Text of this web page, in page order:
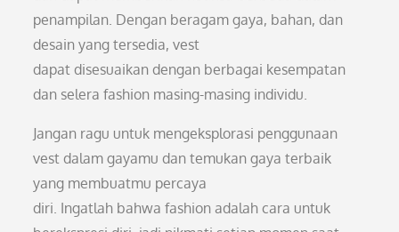
penampilan. Dengan beragam gaya, bahan, dan
desain yang tersedia, vest
dapat disesuaikan dengan berbagai kesempatan
dan selera fashion masing-masing individu.
Jangan ragu untuk mengeksplorasi penggunaan
vest dalam gayamu dan temukan gaya terbaik
yang membuatmu percaya
diri. Ingatlah bahwa fashion adalah cara untuk